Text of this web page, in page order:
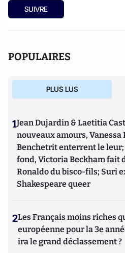
SUIVRE
POPULAIRES
PLUS LUS
1Jean Dujardin & Laetitia
nouveaux amours, Vanessa
Benchetrit enterrent le
fond, Victoria Beckham fait
Ronaldo du bisco-fils; Suri
Shakespeare queer
2Les Français moins riches
européenne pour la 3e
ira le grand déclassement ?